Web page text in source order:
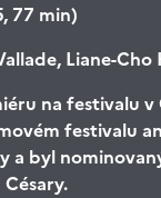
77 min)
Liane-Cho
na festivalu v
festivalu
a byl